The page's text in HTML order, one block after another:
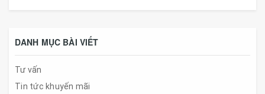
DANH MỤC BÀI VIẾT
Tư vấn
Tin tức khuyến mãi